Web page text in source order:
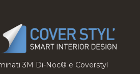
3M Di-Noc® e Coverstyl